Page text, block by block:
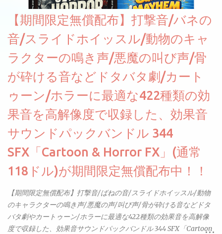
【期間限定無償配布】打撃音/バネの
音/スライドホイッスル/動物のキャ
ラクターの鳴き声/悪魔の叫び声/骨
が砕ける音などドタバタ劇/カート
ゥーン/ホラーに最適な422種類の効
果音を高解像度で収録した、効果音
サウンドパックバンドル 344
SFX「Cartoon & Horror FX」(通常
118ドル)が期間限定無償配布中！！
【期間限定無償配布】打撃音/ばねの音/スライドホイッスル/動物
のキャラクターの鳴き声/悪魔の声/叫び声/骨が砕ける音などドタ
バタ劇やカートゥーン/ホラーに最適な422種類の効果音を高解像
度で収録した、効果音サウンドパックバンドル 344 SFX「Cartoon